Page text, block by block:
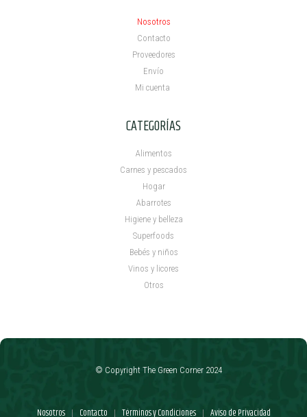
Nosotros
Contacto
Proveedores
Envío
Mi cuenta ​
CATEGORÍAS
Alimentos
Carnes y pescados
Hogar
Abarrotes
Higiene y belleza
Superfoods
Bebés y niños
Vinos y licores
Otros
Nosotros | Contacto | Términos y Condiciones | Aviso de Privacidad
© Copyright The Green Corner 2024